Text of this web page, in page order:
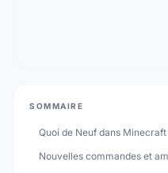
SOMMAIRE
Quoi de Neuf dans Minecraft
Nouvelles commandes et